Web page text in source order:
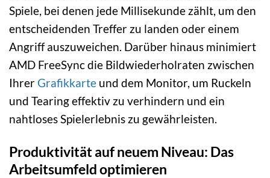
Spiele, bei denen jede Millisekunde zählt, um den
entscheidenden Treffer zu landen oder einem
Angriff auszuweichen. Darüber hinaus minimiert
AMD FreeSync die Bildwiederholraten zwischen
Ihrer Grafikkarte und dem Monitor, um Ruckeln
und Tearing effektiv zu verhindern und ein
nahtloses Spielerlebnis zu gewährleisten.
Produktivität auf neuem Niveau: Das
Arbeitsumfeld optimieren